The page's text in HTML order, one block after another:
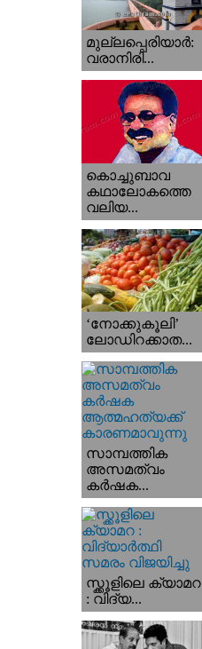
മുല്ലപ്പെരിയാര്‍:
വരാനിരി...
കൊച്ചുബാവ
കഥാലോകത്തെ
വലിയ...
‘നോക്കുകൂലി’
ലോഡിറക്കാത...
സാമ്പത്തിക
അസമത്വം
കര്‍ഷക...
സ്ക്കൂളിലെ ക്യാമറ
: വിദ്യ...